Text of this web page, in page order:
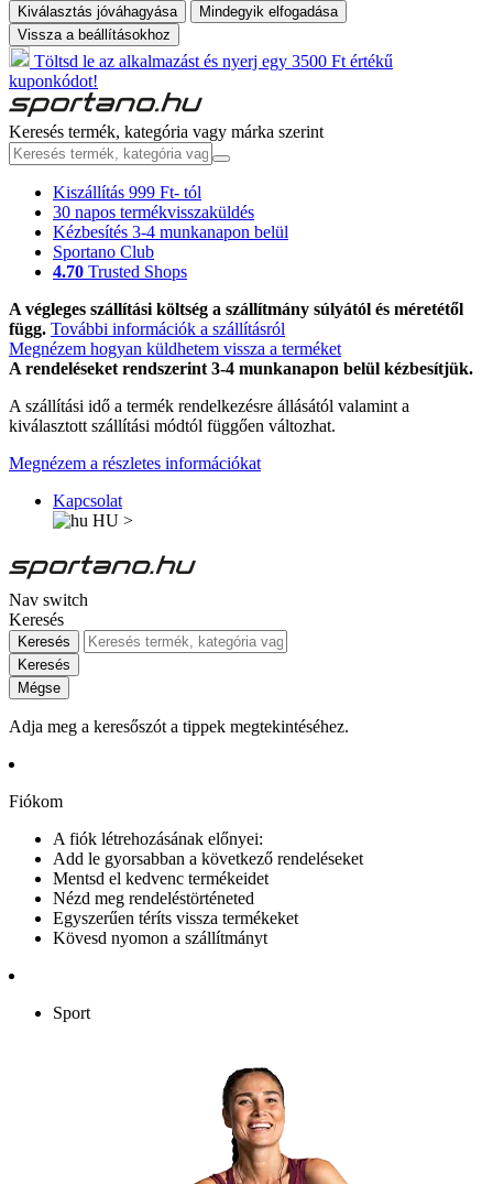
Kiválasztás jóváhagyása
Mindegyik elfogadása
Vissza a beállításokhoz
Töltsd le az alkalmazást és nyerj egy 3500 Ft értékű
kuponkódot!
Keresés termék, kategória vagy márka szerint
Kiszállítás 999 Ft- tól
30 napos termékvisszaküldés
Kézbesítés 3-4 munkanapon belül
Sportano Club
4.70 Trusted Shops
A végleges szállítási költség a szállítmány súlyától és méretétől
függ. További információk a szállításról
Megnézem hogyan küldhetem vissza a terméket
A rendeléseket rendszerint 3-4 munkanapon belül kézbesítjük.
A szállítási idő a termék rendelkezésre állásától valamint a
kiválasztott szállítási módtól függően változhat.
Megnézem a részletes információkat
Kapcsolat
HU >
Nav switch
Keresés
Keresés
Keresés
Mégse
Adja meg a keresőszót a tippek megtekintéséhez.
Fiókom
A fiók létrehozásának előnyei:
Add le gyorsabban a következő rendeléseket
Mentsd el kedvenc termékeidet
Nézd meg rendeléstörténeted
Egyszerűen téríts vissza termékeket
Kövesd nyomon a szállítmányt
Sport